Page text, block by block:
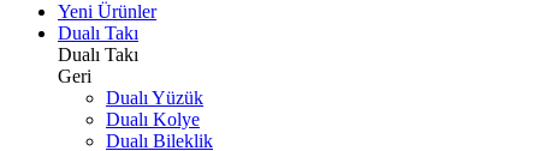
Yeni Ürünler
Dualı Takı
Dualı Takı
Geri
Dualı Yüzük
Dualı Kolye
Dualı Bileklik